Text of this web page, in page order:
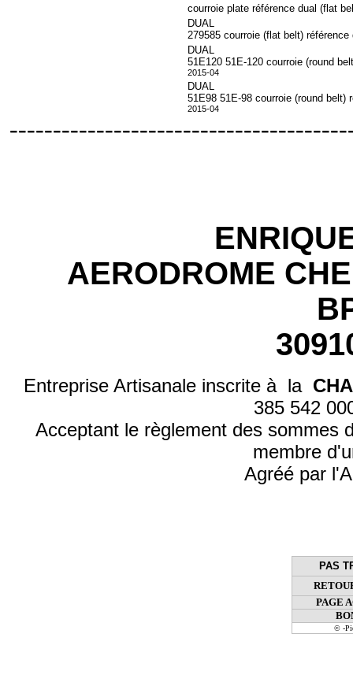
courroie plate référence dual (flat
DUAL
279585 courroie (flat belt) référence
DUAL
51E120 51E-120 courroie (round
2015-04
DUAL
51E98 51E-98 courroie (round belt)
2015-04
AERODROME
Entreprise Artisanale inscrite à la
385 542
Acceptant le règlement des sommes
membre
Agréé par
PAS
PAGE
© -